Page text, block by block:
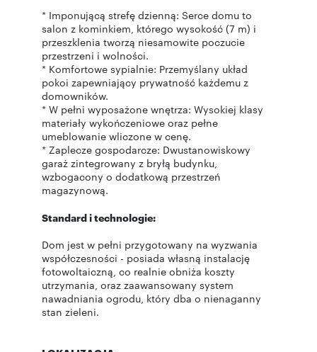
* Imponującą strefę dzienną: Serce domu to
salon z kominkiem, którego wysokość (7 m) i
przeszklenia tworzą niesamowite poczucie
przestrzeni i wolności.
* Komfortowe sypialnie: Przemyślany układ
pokoi zapewniający prywatność każdemu z
domowników.
* W pełni wyposażone wnętrza: Wysokiej klasy
materiały wykończeniowe oraz pełne
umeblowanie wliczone w cenę.
* Zaplecze gospodarcze: Dwustanowiskowy
garaż zintegrowany z bryłą budynku,
wzbogacony o dodatkową przestrzeń
magazynową.
Standard i technologie:
Dom jest w pełni przygotowany na wyzwania
współczesności - posiada własną instalację
fotowoltaiczną, co realnie obniża koszty
utrzymania, oraz zaawansowany system
nawadniania ogrodu, który dba o nienaganny
stan zieleni.